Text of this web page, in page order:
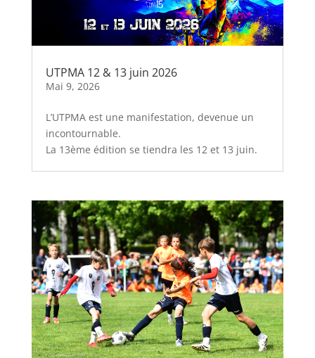
UTPMA 12 & 13 juin 2026
Mai 9, 2026
L’UTPMA est une manifestation, devenue un
incontournable.
La 13ème édition se tiendra les 12 et 13 juin.